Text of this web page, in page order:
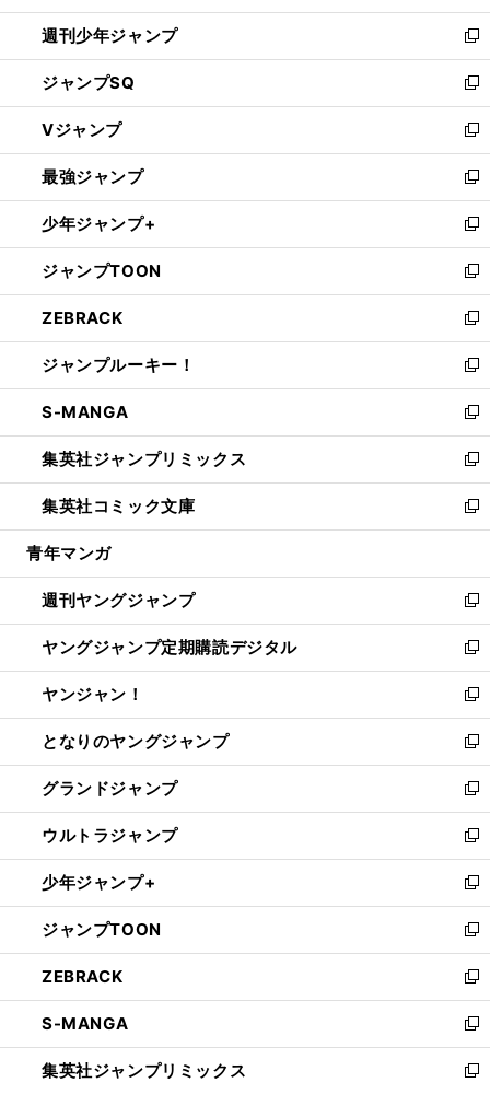
開
く
週刊少年ジャンプ
新
し
い
ウ
ィ
ン
ド
ウ
で
開
く
ジャンプSQ
新
し
い
ウ
ィ
ン
ド
ウ
で
開
く
Vジャンプ
新
し
い
ウ
ィ
ン
ド
ウ
で
開
く
最強ジャンプ
新
し
い
ウ
ィ
ン
ド
ウ
で
開
く
少年ジャンプ+
新
し
い
ウ
ィ
ン
ド
ウ
で
開
く
ジャンプTOON
新
し
い
ウ
ィ
ン
ド
ウ
で
開
く
ZEBRACK
新
し
い
ウ
ィ
ン
ド
ウ
で
開
ジャンプルーキー！
新
し
い
ウ
ィ
ン
ド
ウ
開
く
S-MANGA
新
し
い
ウ
ィ
ン
ウ
で
開
く
集英社ジャンプリミックス
新
し
い
ウ
ン
ド
ウ
で
開
く
集英社コミック文庫
新
し
ウ
ィ
ン
ド
ウ
で
開
く
青年マンガ
週刊ヤングジャンプ
新
し
い
ウ
ィ
ン
ド
ウ
で
開
く
ヤングジャンプ定期購読デジタル
新
し
い
ウ
ィ
ン
ド
ウ
で
開
く
ヤンジャン！
新
し
い
ウ
ィ
ン
ド
ウ
で
開
く
となりのヤングジャンプ
新
し
い
ウ
ィ
ン
ド
ウ
で
開
く
グランドジャンプ
新
し
い
ウ
ィ
ン
ド
ウ
で
開
く
ウルトラジャンプ
新
し
い
ウ
ィ
ン
ド
ウ
で
開
く
少年ジャンプ+
新
し
い
ウ
ィ
ン
ド
ウ
で
ジャンプTOON
新
し
い
ウ
ィ
ン
ド
ZEBRACK
新
し
い
ウ
ィ
S-MANGA
新
し
い
集英社ジャンプリミックス
新